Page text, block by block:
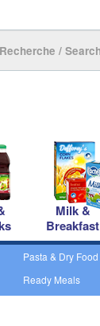
Milk &
Breakfast
Pasta & Dry Food
Ready Meals